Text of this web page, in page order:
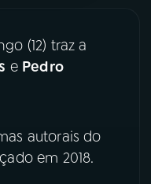
(12) traz a
e Pedro
autorais do
em 2018.